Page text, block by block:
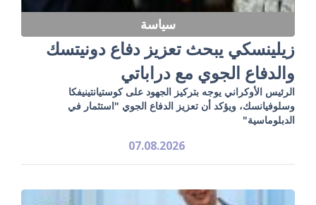
سياسة
زيلينسكي يبحث تعزيز دفاع دونيتسك
والدفاع الجوي مع دراباتي
الرئيس الأوكراني يوجه بتركيز الجهود على كوستيانتينيفكا
وسلوفيانسك، ويؤكد أن تعزيز الدفاع الجوي "استثمار في
الدبلوماسية"
07.08.2026